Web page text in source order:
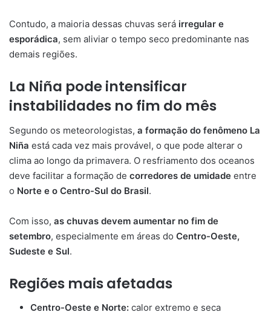
Contudo, a maioria dessas chuvas será irregular e
esporádica, sem aliviar o tempo seco predominante nas
demais regiões.
La Niña pode intensificar
instabilidades no fim do mês
Segundo os meteorologistas, a formação do fenômeno La
Niña está cada vez mais provável, o que pode alterar o
clima ao longo da primavera. O resfriamento dos oceanos
deve facilitar a formação de corredores de umidade entre
o Norte e o Centro-Sul do Brasil.
Com isso, as chuvas devem aumentar no fim de
setembro, especialmente em áreas do Centro-Oeste,
Sudeste e Sul.
Regiões mais afetadas
Centro-Oeste e Norte: calor extremo e seca